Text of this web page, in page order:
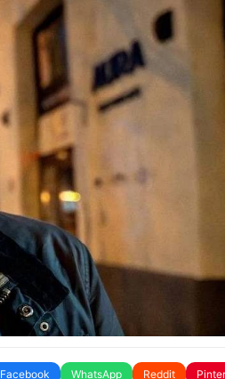
Facebook WhatsApp Reddit